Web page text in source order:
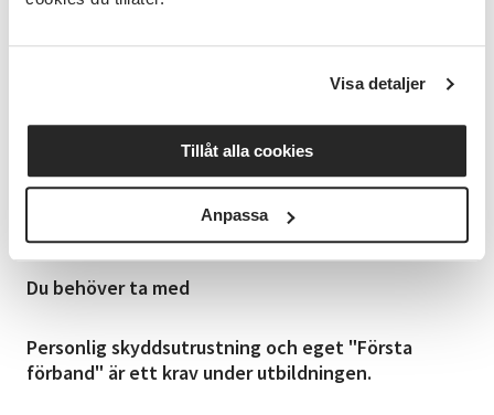
Visa detaljer
Tillåt alla cookies
Anpassa
Arbetsteknik vid avverkning
Examinationen utförs externt efter att du har
genomfört utbildningen och betalas separat till
för kort. Under pågående kurs kommer datum för
din examination att bestämmas tillsammans med
kursledarna utifrån dina önskemål.
Du behöver ta med
Personlig skyddsutrustning och eget "Första
förband" är ett krav under utbildningen.